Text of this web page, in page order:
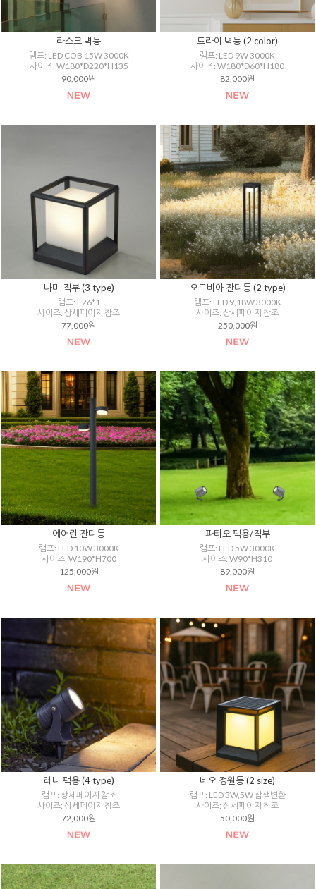
라스크 벽등
램프: LED COB 15W 3000K
사이즈: W180*D220*H135
90,000원
트라이 벽등 (2 color)
램프: LED 9W 3000K
사이즈: W180*D60*H180
82,000원
나미 직부 (3 type)
램프: E26*1
사이즈: 상세페이지 참조
77,000원
오르비아 잔디등 (2 type)
램프: LED 9,18W 3000K
사이즈: 상세페이지 참조
250,000원
에어린 잔디등
램프: LED 10W 3000K
사이즈: W190*H700
125,000원
파티오 팩용/직부
램프: LED 5W 3000K
사이즈: W90*H310
89,000원
레나 팩용 (4 type)
램프: 상세페이지 참조
사이즈: 상세페이지 참조
72,000원
네오 정원등 (2 size)
램프: LED 3W,5W 삼색변환
사이즈: 상세페이지 참조
50,000원